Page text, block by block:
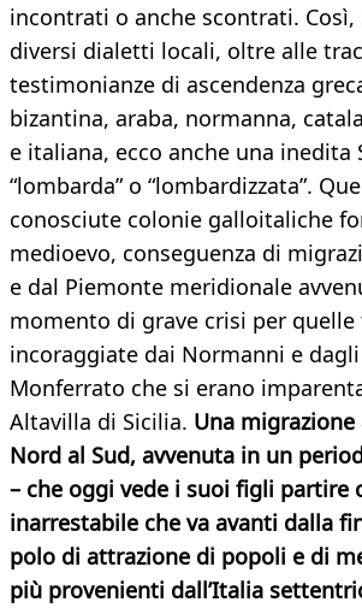
incontrati o anche scontrati. Così,
diversi dialetti locali, oltre alle
testimonianze di ascendenza
bizantina, araba, normanna,
e italiana, ecco anche una inedita
“lombarda” o “lombardizzata”.
conosciute colonie galloitaliche
medioevo, conseguenza di
e dal Piemonte meridionale
momento di grave crisi per quelle
incoraggiate dai Normanni e
Monferrato che si erano
Altavilla di Sicilia. Una
Nord al Sud, avvenuta in un
– che oggi vede i suoi figli partire
inarrestabile che va avanti dalla
polo di attrazione di popoli e di
più provenienti dall’Italia